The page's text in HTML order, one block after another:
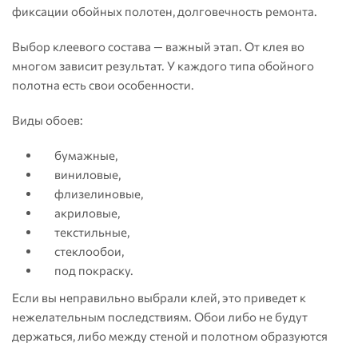
фиксации обойных полотен, долговечность ремонта.
Выбор клеевого состава — важный этап. От клея во
многом зависит результат. У каждого типа обойного
полотна есть свои особенности.
Виды обоев:
бумажные,
виниловые,
флизелиновые,
акриловые,
текстильные,
стеклообои,
под покраску.
Если вы неправильно выбрали клей, это приведет к
нежелательным последствиям. Обои либо не будут
держаться, либо между стеной и полотном образуются